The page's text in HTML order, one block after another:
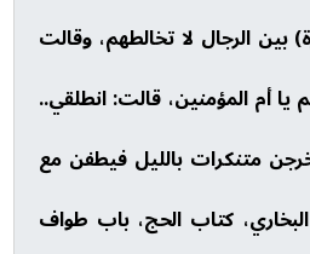
الرجال لا تخالطهم، وقالت
يا أم المؤمنين، قالت: انطلقي..
متنكرات بالليل فيطفن مع
كتاب الحج، باب طواف